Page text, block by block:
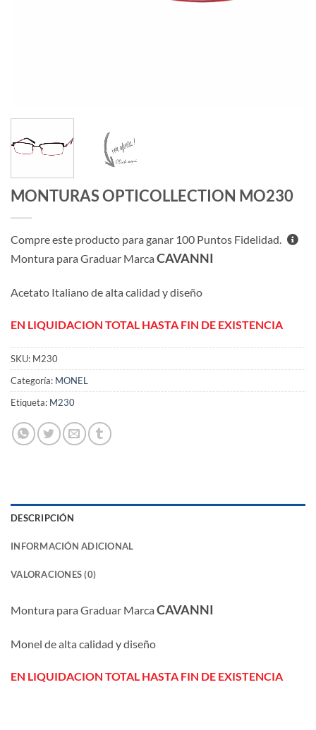
MONTURAS OPTICOLLECTION MO230
Compre este producto para ganar 100 Puntos Fidelidad.
Montura para Graduar Marca CAVANNI
Acetato Italiano de alta calidad y diseño
EN LIQUIDACION TOTAL HASTA FIN DE EXISTENCIA
SKU: M230
Categoría: MONEL
Etiqueta: M230
DESCRIPCIÓN
INFORMACIÓN ADICIONAL
VALORACIONES (0)
Montura para Graduar Marca CAVANNI
Monel de alta calidad y diseño
EN LIQUIDACION TOTAL HASTA FIN DE EXISTENCIA